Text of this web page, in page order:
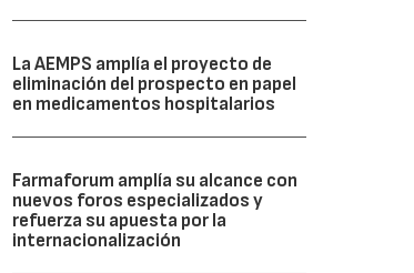
La AEMPS amplía el proyecto de
eliminación del prospecto en papel
en medicamentos hospitalarios
Farmaforum amplía su alcance con
nuevos foros especializados y
refuerza su apuesta por la
internacionalización